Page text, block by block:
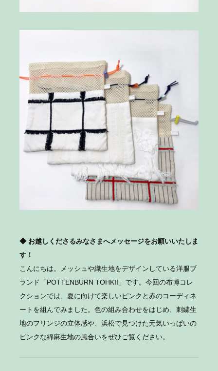
◆ お越しくださるみなさまへメッセージをお願いいたしま
す！
​​こんにちは。メッシュや織生地をデザインしている洋服ブ
ランド「POTTENBURN TOHKII」です。今回の布博コレ
クションでは、夏に向けて楽しいピンクと赤のコーディネ
ートを組んでみました。色の組み合わせをはじめ、刺繍生
地のフリンジの立体感や、浜松で見つけた元気いっぱいの
ピンクな綿麻生地の風合いをぜひご覧ください。